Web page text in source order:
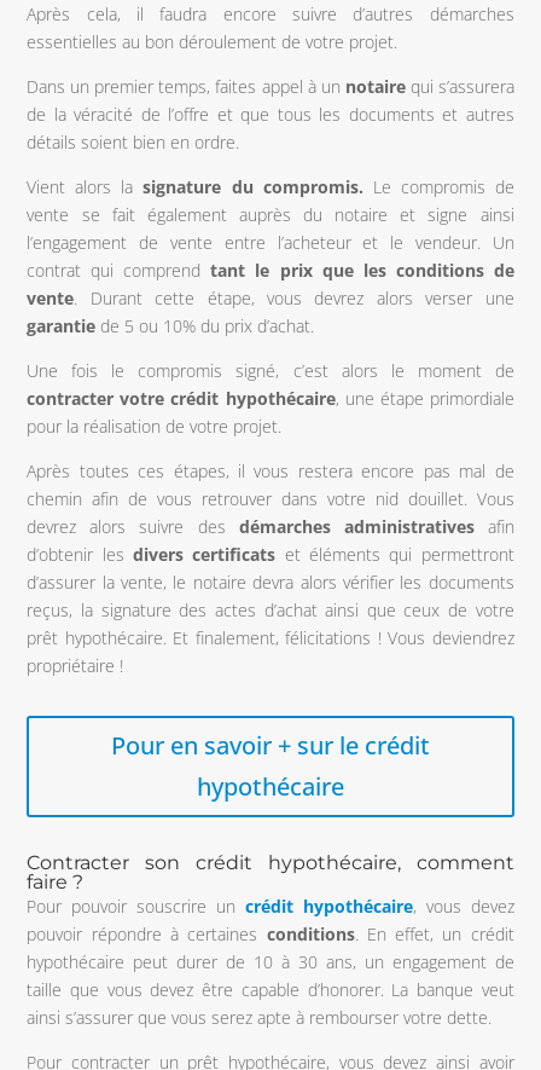
Après cela, il faudra encore suivre d’autres démarches
essentielles au bon déroulement de votre projet.
Dans un premier temps, faites appel à un notairequi s’assurera
de la véracité de l’offre et que tous les documents et autres
détails soient bien en ordre.
Vient alors lasignature du compromis. Le compromis de
vente se fait également auprès du notaire et signe ainsi
l’engagement de vente entre l’acheteur et le vendeur. Un
contrat qui comprendtant le prix que les conditions de
vente. Durant cette étape, vous devrez alors verser une
garantie de 5 ou 10% du prix d’achat.
Une fois le compromis signé, c’est alors le moment de
contracter votre crédit hypothécaire, une étape primordiale
pour la réalisation de votre projet.
Après toutes ces étapes, il vous restera encore pas mal de
chemin afin de vous retrouver dans votre nid douillet. Vous
devrez alors suivre des démarches administrativesafin
d’obtenir lesdivers certificats et éléments qui permettront
d’assurer la vente, le notaire devra alors vérifier les documents
reçus, la signature des actes d’achat ainsi que ceux de votre
prêt hypothécaire. Et finalement, félicitations ! Vous deviendrez
propriétaire !
Pour en savoir + sur le crédit
hypothécaire
Contracter son crédit hypothécaire, comment
faire ?
Pour pouvoir souscrire un crédit hypothécaire, vous devez
pouvoir répondre à certaines conditions. En effet, un crédit
hypothécaire peut durer de 10 à 30 ans, un engagement de
taille que vous devez être capable d’honorer. La banque veut
ainsi s’assurer que vous serez apte à rembourser votre dette.
Pour contracter un prêt hypothécaire, vous devez ainsi avoir